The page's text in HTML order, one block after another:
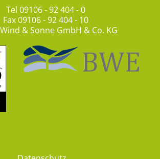
Tel 09106 - 92 404 - 0
Fax 09106 - 92 404 - 10
& Sonne GmbH & Co. KG